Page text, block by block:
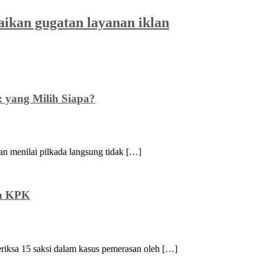
gugatan layanan iklan
yang Milih Siapa?
menilai pilkada langsung tidak […]
KPK
15 saksi dalam kasus pemerasan oleh […]